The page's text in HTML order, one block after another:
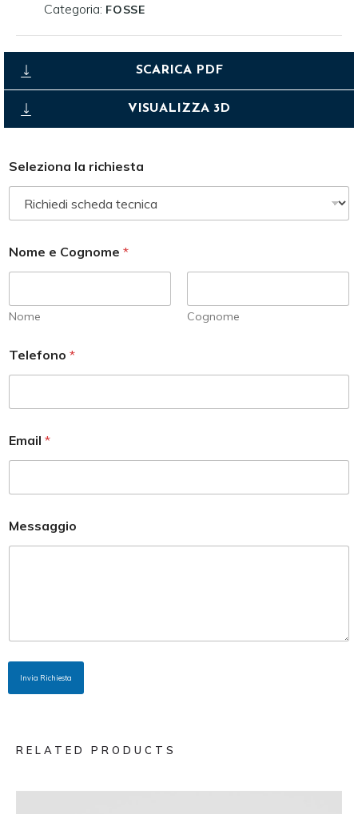
Categoria: FOSSE
SCARICA PDF
VISUALIZZA 3D
*
r
c
i
e
s
a
Seleziona la richiesta
Nome e Cognome *
Nome Cognome
Telefono *
Email *
Messaggio
Invia Richiesta
RELATED PRODUCTS